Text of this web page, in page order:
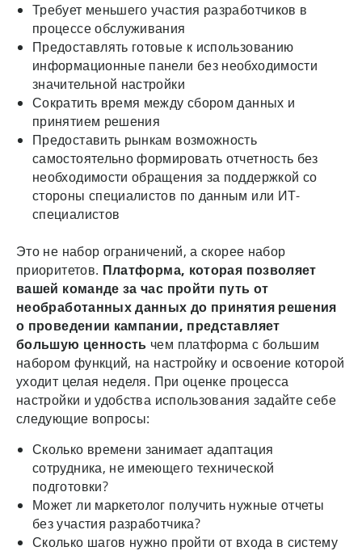
Требует меньшего участия разработчиков в
процессе обслуживания
Предоставлять готовые к использованию
информационные панели без необходимости
значительной настройки
Сократить время между сбором данных и
принятием решения
Предоставить рынкам возможность
самостоятельно формировать отчетность без
необходимости обращения за поддержкой со
стороны специалистов по данным или ИТ-
специалистов
Это не набор ограничений, а скорее набор
приоритетов. Платформа, которая позволяет
вашей команде за час пройти путь от
необработанных данных до принятия решения
о проведении кампании, представляет
большую ценность чем платформа с большим
набором функций, на настройку и освоение которой
уходит целая неделя. При оценке процесса
настройки и удобства использования задайте себе
следующие вопросы:
Сколько времени занимает адаптация
сотрудника, не имеющего технической
подготовки?
Может ли маркетолог получить нужные отчеты
без участия разработчика?
Сколько шагов нужно пройти от входа в систему